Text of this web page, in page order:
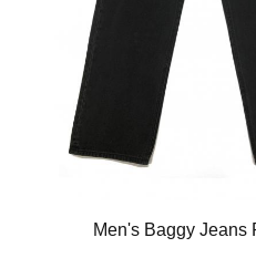
Men's Baggy Jeans